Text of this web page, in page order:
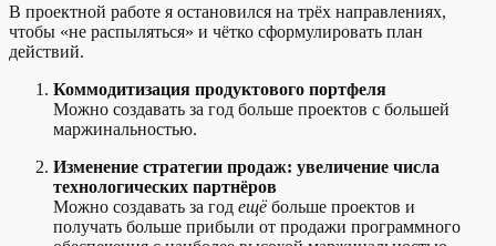
В проектной работе я остановился на трёх направлениях,
чтобы «не распыляться» и чётко сформулировать план
действий.
Коммодитизация продуктового портфеля
Можно создавать за год больше проектов с большей
маржинальностью.
Изменение стратегии продаж: увеличение числа
технологических партнёров
Можно создавать за год ещёбольше проектов и
получать больше прибыли от продажи программного